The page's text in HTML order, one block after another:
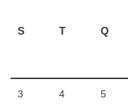
S
T Q
3 4 5